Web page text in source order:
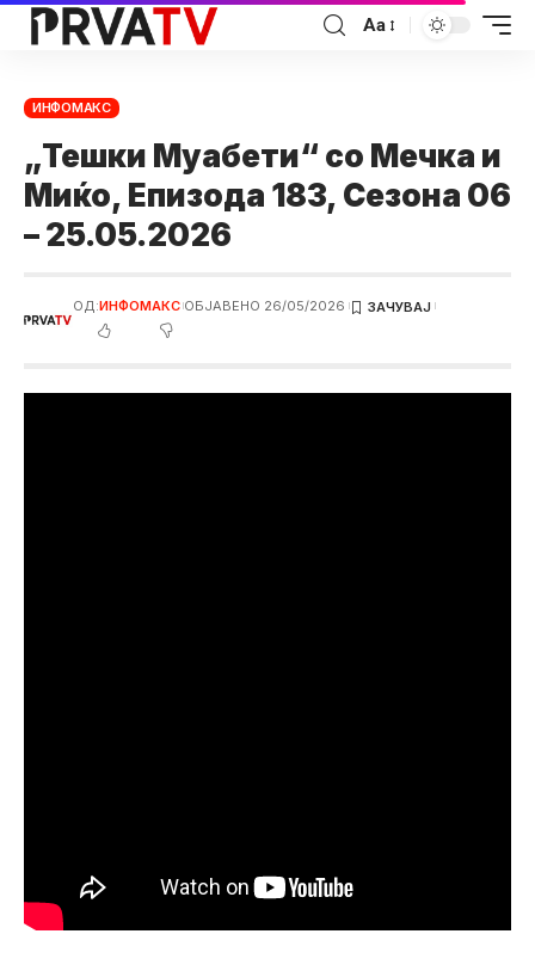
Аа
ИНФОМАКС
„Тешки Муабети“ со Мечка и
Миќо, Eпизода 183, Сезона 06
– 25.05.2026
ОД:ИНФОМАКС ОБЈАВЕНО 26/05/2026